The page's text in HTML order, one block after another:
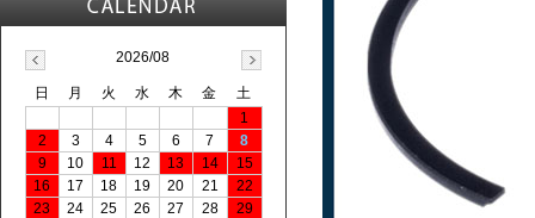
2026/08
日 月 火 水 木 金
土
1
2
3 4 5 6 7
8
9
10 11 12 13 14
15
16
17 18 19 20 21
22
23
24 25 26 27 28
29